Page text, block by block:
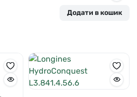
Додати в кошик